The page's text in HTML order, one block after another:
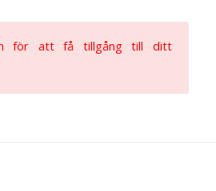
in för att få tillgång till ditt